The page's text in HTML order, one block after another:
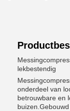
lekbestendig
onderdeel van
betrouwbare en